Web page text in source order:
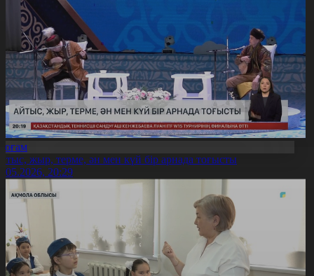
жыр, терме, ән мен күй бір арнада тоғысты
20:29